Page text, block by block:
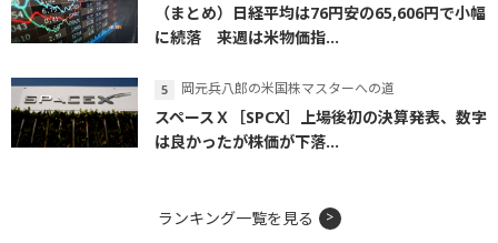
（まとめ）日経平均は76円安の65,606円で小幅
に続落 来週は米物価指...
岡元兵八郎の米国株マスターへの道
スペースＸ［SPCX］上場後初の決算発表、数字
は良かったが株価が下落...
ランキング一覧を見る